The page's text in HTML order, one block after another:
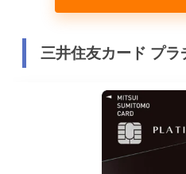
三井住友カード プラ